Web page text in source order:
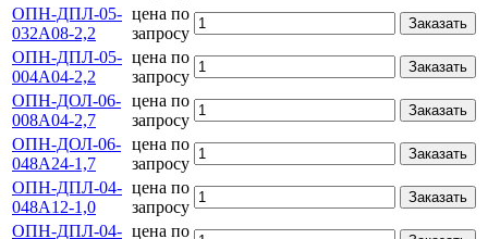
ОПН-ДПЛ-05-
032А08-2,2
цена по
запросу
Заказать
ОПН-ДПЛ-05-
004А04-2,2
цена по
запросу
Заказать
ОПН-ДОЛ-06-
008А04-2,7
цена по
запросу
Заказать
ОПН-ДОЛ-06-
048А24-1,7
цена по
запросу
Заказать
ОПН-ДПЛ-04-
048А12-1,0
цена по
запросу
Заказать
ОПН-ДПЛ-04- цена по